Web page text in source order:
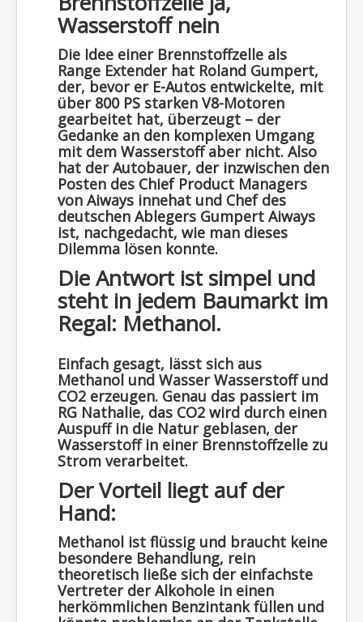
Wasserstoff nein
Die Idee einer Brennstoffzelle als
Range Extender hat Roland Gumpert,
der, bevor er E-Autos entwickelte, mit
über 800 PS starken V8-Motoren
gearbeitet hat, überzeugt – der
Gedanke an den komplexen Umgang
mit dem Wasserstoff aber nicht. Also
hat der Autobauer, der inzwischen den
Posten des Chief Product Managers
von Aiways innehat und Chef des
deutschen Ablegers Gumpert Aiways
ist, nachgedacht, wie man dieses
Dilemma lösen konnte.
Die Antwort ist simpel und
steht in jedem Baumarkt im
Regal: Methanol.
Einfach gesagt, lässt sich aus
Methanol und Wasser Wasserstoff und
CO2 erzeugen. Genau das passiert im
RG Nathalie, das CO2 wird durch einen
Auspuff in die Natur geblasen, der
Wasserstoff in einer Brennstoffzelle zu
Strom verarbeitet.
Der Vorteil liegt auf der
Hand:
Methanol ist flüssig und braucht keine
besondere Behandlung, rein
theoretisch ließe sich der einfachste
Vertreter der Alkohole in einen
herkömmlichen Benzintank füllen und